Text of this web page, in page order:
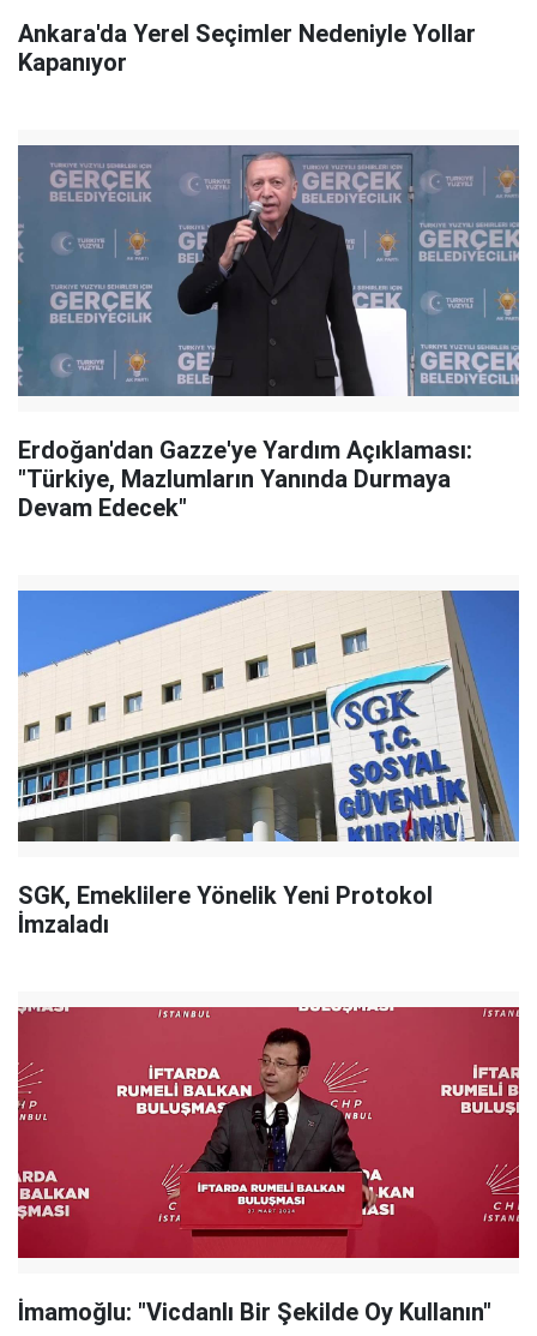
Ankara'da Yerel Seçimler Nedeniyle Yollar
Kapanıyor
Erdoğan'dan Gazze'ye Yardım Açıklaması:
"Türkiye, Mazlumların Yanında Durmaya
Devam Edecek"
SGK, Emeklilere Yönelik Yeni Protokol
İmzaladı
İmamoğlu: "Vicdanlı Bir Şekilde Oy Kullanın"